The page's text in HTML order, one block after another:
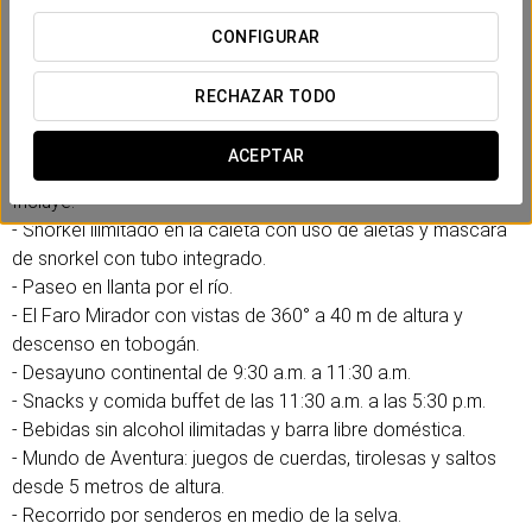
CONFIGURAR
RECHAZAR TODO
ACEPTAR
Descubre el paraíso natural más completo del Caribe
mexicano con Xel-Há Total, una experiencia para disfrutar sin
límites. Sumérgete en sus aguas cristalinas, explora senderos
entre la selva y vive aventuras diseñadas para todas las
Incluye:
- Snorkel ilimitado en la caleta con uso de aletas y máscara
de snorkel con tubo integrado.
- Paseo en llanta por el río.
- El Faro Mirador con vistas de 360° a 40 m de altura y
descenso en tobogán.
- Desayuno continental de 9:30 a.m. a 11:30 a.m.
- Snacks y comida buffet de las 11:30 a.m. a las 5:30 p.m.
- Bebidas sin alcohol ilimitadas y barra libre doméstica.
- Mundo de Aventura: juegos de cuerdas, tirolesas y saltos
desde 5 metros de altura.
- Recorrido por senderos en medio de la selva.